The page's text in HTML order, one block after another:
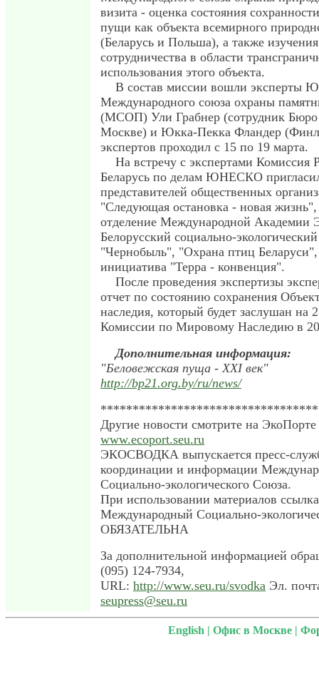
визита - оценка состояния
пущи как объекта всемирного
(Беларусь и Польша), а также
сотрудничества в области
использования этого объекта.
В состав миссии вошли
Международного союза охраны
(МСОП) Ули Грабнер (сотрудник
Москве) и Юкка-Пекка Фландер
экспертов проходил с 15 по 19 марта.
На встречу с экспертами Комиссия
Беларусь по делам ЮНЕСКО
представителей общественных
"Следующая остановка - новая жизнь",
отделение Международной Академии
Белорусский социально-
"Чернобыль", "Охрана птиц
инициатива "Терра - конвенция".
После проведения экспертизы
отчет по состоянию сохранения
наследия, который будет заслушан на
Комиссии по Мировому Наследию в
Дополнительная информация:
"Беловежская пуща - XXI век"
http://bp21.org.by/ru/news/
Другие новости смотрите на ЭкоПорте
www.ecoport.seu.ru
ЭКОСВОДКА выпускается пресс-
координации и информации
Социально-экологического Союза.
При использовании материалов
Международный Социально-
ОБЯЗАТЕЛЬНА
За дополнительной информацией
(095) 124-7934,
URL: http://www.seu.ru/svodka Эл.
seupress@seu.ru
English | Офис в Москве |